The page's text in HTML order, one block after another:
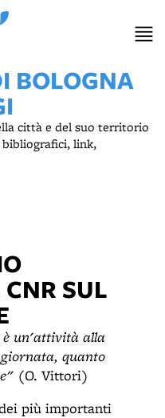
BOLOGNA
città e del suo territorio
link,
SUL
è un'attività alla
quanto
(O. Vittori)
più importanti